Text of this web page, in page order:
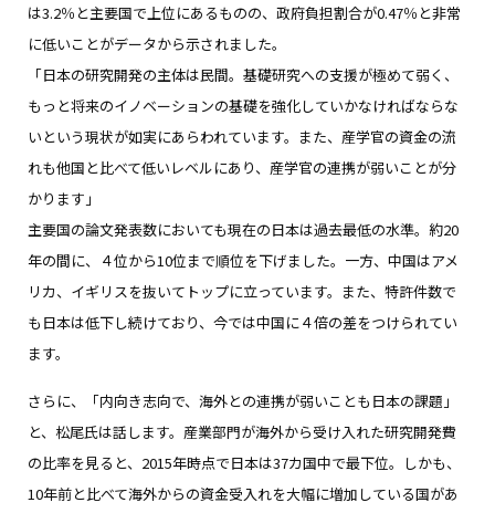
は3.2％と主要国で上位にあるものの、政府負担割合が0.47％と非常
に低いことがデータから示されました。
「日本の研究開発の主体は民間。基礎研究への支援が極めて弱く、
もっと将来のイノベーションの基礎を強化していかなければならな
いという現状が如実にあらわれています。また、産学官の資金の流
れも他国と比べて低いレベルにあり、産学官の連携が弱いことが分
かります」
主要国の論文発表数においても現在の日本は過去最低の水準。約20
年の間に、４位から10位まで順位を下げました。一方、中国はアメ
リカ、イギリスを抜いてトップに立っています。また、特許件数で
も日本は低下し続けており、今では中国に４倍の差をつけられてい
ます。
さらに、「内向き志向で、海外との連携が弱いことも日本の課題」
と、松尾氏は話します。産業部門が海外から受け入れた研究開発費
の比率を見ると、2015年時点で日本は37カ国中で最下位。しかも、
10年前と比べて海外からの資金受入れを大幅に増加している国があ